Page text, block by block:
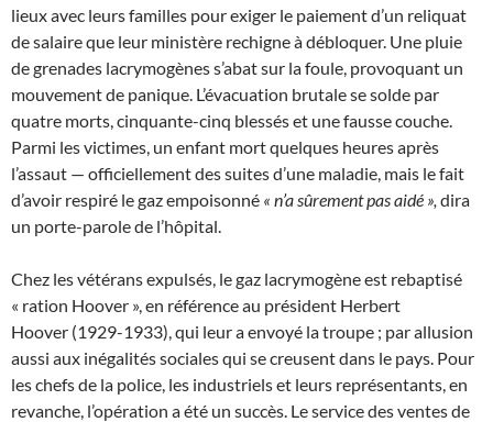
lieux avec leurs familles pour exiger le paiement d’un reliquat
de salaire que leur ministère rechigne à débloquer. Une pluie
de grenades lacrymogènes s’abat sur la foule, provoquant un
mouvement de panique. L’évacuation brutale se solde par
quatre morts, cinquante-cinq blessés et une fausse couche.
Parmi les victimes, un enfant mort quelques heures après
l’assaut — officiellement des suites d’une maladie, mais le fait
d’avoir respiré le gaz empoisonné « n’a sûrement pas aidé », dira
un porte-parole de l’hôpital.
Chez les vétérans expulsés, le gaz lacrymogène est rebaptisé
« ration Hoover », en référence au président Herbert
Hoover (1929-1933), qui leur a envoyé la troupe ; par allusion
aussi aux inégalités sociales qui se creusent dans le pays. Pour
les chefs de la police, les industriels et leurs représentants, en
revanche, l’opération a été un succès. Le service des ventes de